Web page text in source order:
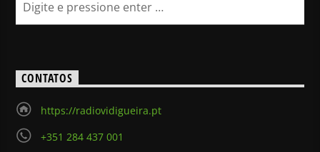
CONTATOS
https://radiovidigueira.pt
+351 284 437 001